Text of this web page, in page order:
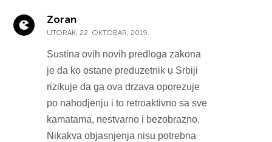
Zoran
UTORAK, 22. OKTOBAR, 2019.
Sustina ovih novih predloga zakona
je da ko ostane preduzetnik u Srbiji
rizikuje da ga ova drzava oporezuje
po nahodjenju i to retroaktivno sa sve
kamatama, nestvarno i bezobrazno.
Nikakva objasnjenja nisu potrebna